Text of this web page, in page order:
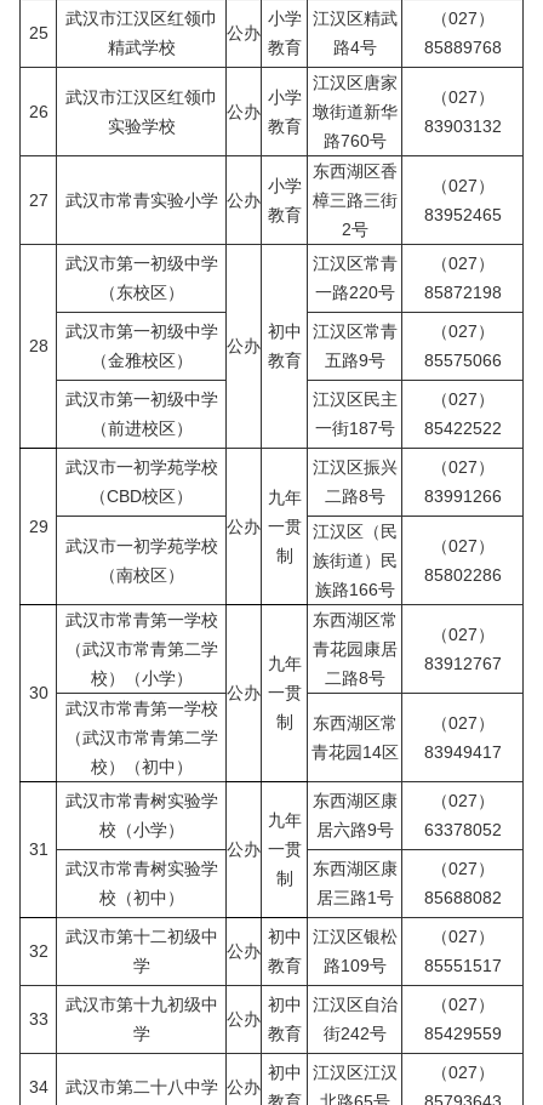
25
武汉市江汉区红领巾
精武学校
公办
小学
教育
江汉区精武
路4号
（027）
85889768
26
武汉市江汉区红领巾
实验学校
公办
小学
教育
江汉区唐家
墩街道新华
路760号
（027）
83903132
27 武汉市常青实验小学 公办
小学
教育
东西湖区香
樟三路三街
2号
（027）
83952465
28
武汉市第一初级中学
（东校区）
公办
初中
教育
江汉区常青
一路220号
（027）
85872198
武汉市第一初级中学
（金雅校区）
江汉区常青
五路9号
（027）
85575066
武汉市第一初级中学
（前进校区）
江汉区民主
一街187号
（027）
85422522
29
武汉市一初学苑学校
（CBD校区）
公办
九年
一贯
制
江汉区振兴
二路8号
（027）
83991266
武汉市一初学苑学校
（南校区）
江汉区（民
族街道）民
族路166号
（027）
85802286
30
武汉市常青第一学校
（武汉市常青第二学
校）（小学）
公办
九年
一贯
制
东西湖区常
青花园康居
二路8号
（027）
83912767
武汉市常青第一学校
（武汉市常青第二学
校）（初中）
东西湖区常
青花园14区
（027）
83949417
31
武汉市常青树实验学
校（小学）
公办
九年
一贯
制
东西湖区康
居六路9号
（027）
63378052
武汉市常青树实验学
校（初中）
东西湖区康
居三路1号
（027）
85688082
32
武汉市第十二初级中
学
公办
初中
教育
江汉区银松
路109号
（027）
85551517
33
武汉市第十九初级中
学
公办
初中
教育
江汉区自治
街242号
（027）
85429559
34 武汉市第二十八中学 公办
初中
江汉区江汉
（027）